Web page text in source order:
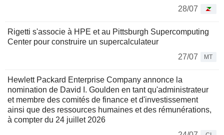
28/07
Rigetti s'associe à HPE et au Pittsburgh Supercomputing
Center pour construire un supercalculateur
27/07
MT
Hewlett Packard Enterprise Company annonce la
nomination de David I. Goulden en tant qu'administrateur
et membre des comités de finance et d'investissement
ainsi que des ressources humaines et des rémunérations,
à compter du 24 juillet 2026